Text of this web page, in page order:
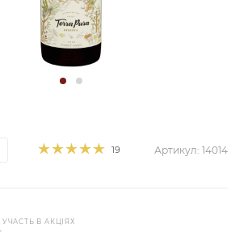
19 Артикул: 14014
В АКЦІЯХ